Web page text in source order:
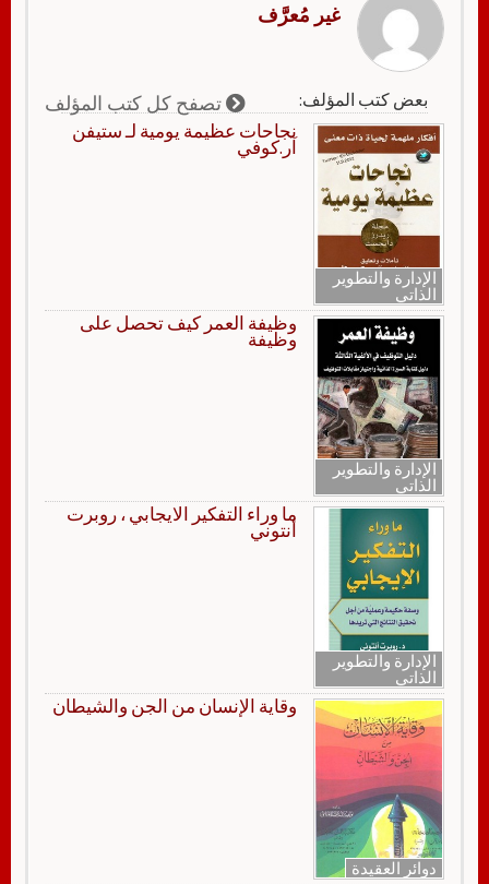
غير مُعرَّف
بعض كتب المؤلف: تصفح كل كتب المؤلف
الإدارة والتطوير
الذاتي
نجاحات عظيمة يومية لـ ستيفن
آر.كوفي
الإدارة والتطوير
الذاتي
وظيفة العمر كيف تحصل على
وظيفة
الإدارة والتطوير
الذاتي
ما وراء التفكير الايجابي ، روبرت
أنتوني
دوائر العقيدة
وقاية الإنسان من الجن والشيطان